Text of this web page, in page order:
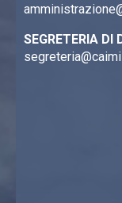
SEGRETERIA DI